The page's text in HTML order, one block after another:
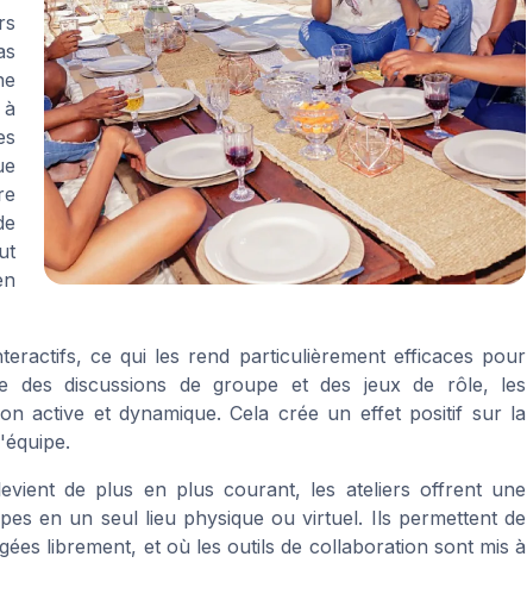
ce qui les rend particulièrement efficaces pour
des discussions de groupe et des jeux de rôle, les
active et dynamique. Cela crée un effet positif sur la
de plus en plus courant, les ateliers offrent une
en un seul lieu physique ou virtuel. Ils permettent de
librement, et où les outils de collaboration sont mis à